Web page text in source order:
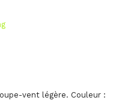
vent légère. Couleur :